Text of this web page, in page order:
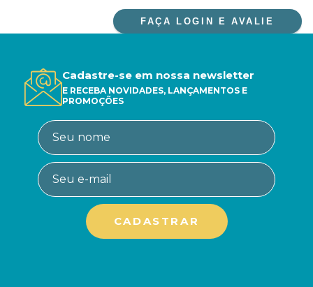
FAÇA LOGIN E AVALIE
Cadastre-se em nossa newsletter
E RECEBA NOVIDADES, LANÇAMENTOS E
PROMOÇÕES